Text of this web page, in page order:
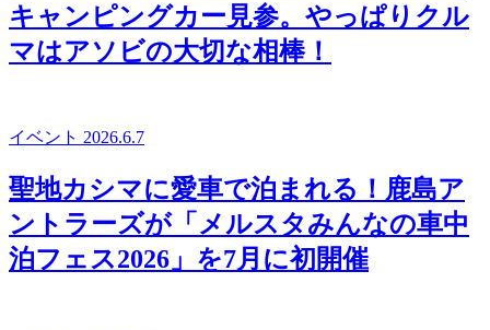
キャンピングカー見参。やっぱりクル
マはアソビの大切な相棒！
イベント 2026.6.7
聖地カシマに愛車で泊まれる！鹿島ア
ントラーズが「メルスタみんなの車中
泊フェス2026」を7月に初開催